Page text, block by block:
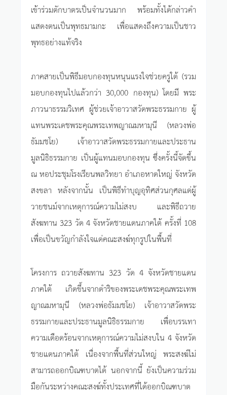
เข้าร่วมตักบาตรเป็นจำนวนมาก พร้อมทั้งได้กล่าวคำ
แสดงตนเป็นพุทธมามกะ เพื่อแสดงถึงความเป็นชาว
พุทธอย่างแท้จริง
ภาคสายเป็นพิธีมอบกองทุนหนุนแรงใจช่วยครูใต้ (รวม
มอบกองทุนไปแล้วกว่า 30,000 กองทุน) โดยมี พระ
ภาวนาธรรมวิเทศ ผู้ช่วยเจ้าอาวาสวัดพระธรรมกาย ผู้
แทนพระเดชพระคุณพระเทพญาณมหามุนี (หลวงพ่อ
ธัมมชโย) เจ้าอาวาสวัดพระธรรมกายและประธาน
มูลนิธิธรรมกาย เป็นผู้แทนมอบกองทุน ซึ่งครั้งนี้จัดขึ้น
ณ หอประชุมโรงเรียนพลวิทยา อำเภอหาดใหญ่ จังหวัด
สงขลา หลังจากนั้น เป็นพิธีทำบุญอุทิศส่วนกุศลแด่ผู้
วายชนม์จากเหตุการณ์ความไม่สงบ และพิธีถวาย
สังฆทาน 323 วัด 4 จังหวัดชายแดนภาคใต้ ครั้งที่ 108
เพื่อเป็นขวัญกำลังใจแด่คณะสงฆ์ทุกรูปในพื้นที่
โครงการ ถวายสังฆทาน 323 วัด 4 จังหวัดชายแดน
ภาคใต้ เกิดขึ้นจากดำริของพระเดชพระคุณพระเทพ
ญาณมหามุนี (หลวงพ่อธัมมชโย) เจ้าอาวาสวัดพระ
ธรรมกายและประธานมูลนิธิธรรมกาย เพื่อบรรเทา
ความเดือดร้อนจากเหตุการณ์ความไม่สงบใน 4 จังหวัด
ชายแดนภาคใต้ เนื่องจากพื้นที่ส่วนใหญ่ พระสงฆ์ไม่
สามารถออกบิณฑบาตได้ นอกจากนี้ ยังเป็นความร่วม
มือกันระหว่างคณะสงฆ์ทั้งประเทศที่ได้ออกบิณฑบาต